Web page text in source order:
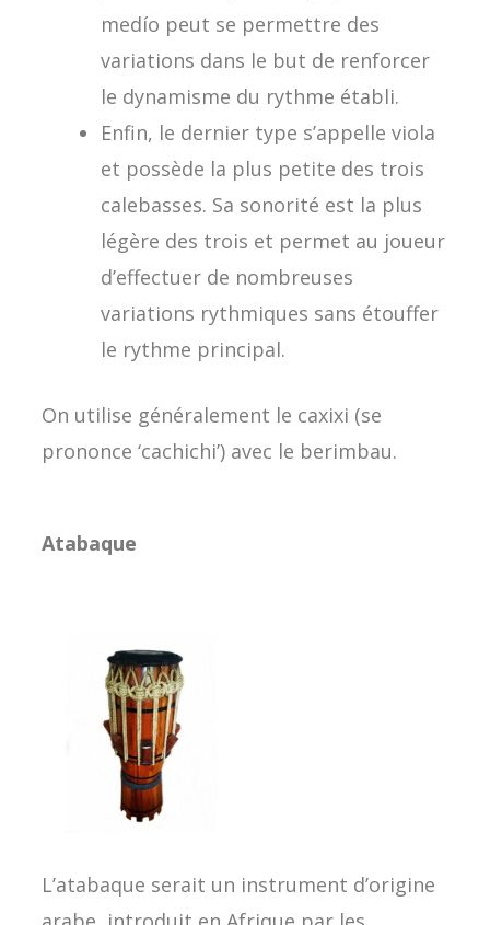
medío peut se permettre des
variations dans le but de renforcer
le dynamisme du rythme établi.
Enfin, le dernier type s’appelle viola
et possède la plus petite des trois
calebasses. Sa sonorité est la plus
légère des trois et permet au joueur
d’effectuer de nombreuses
variations rythmiques sans étouffer
le rythme principal.
On utilise généralement le caxixi (se
prononce ‘cachichi’) avec le berimbau.
Atabaque
L’atabaque serait un instrument d’origine